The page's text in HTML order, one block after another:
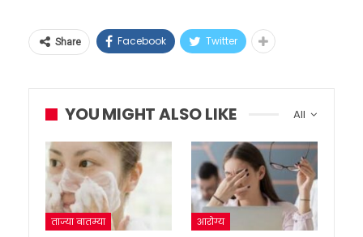
Share Facebook Twitter
All
YOU MIGHT ALSO LIKE
ताज्या बातम्या आरोग्य